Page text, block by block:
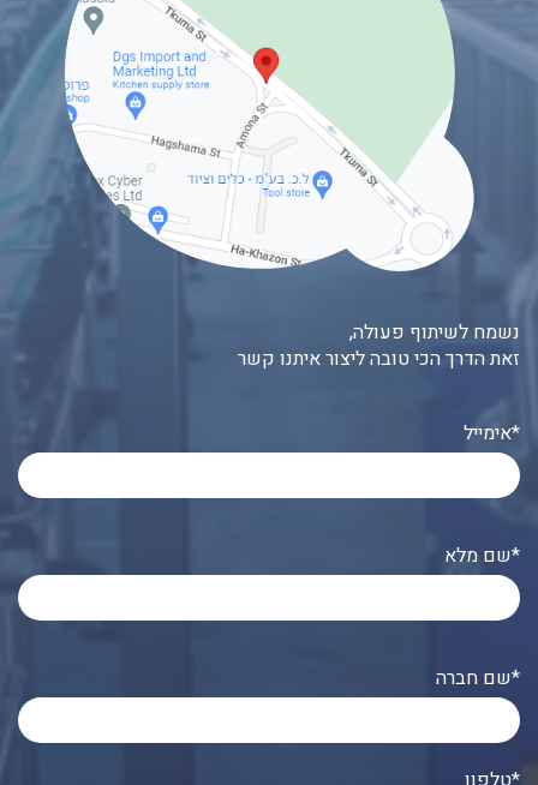
נשמח לשיתוף פעולה,
זאת הדרך הכי טובה ליצור איתנו קשר
אימייל*
שם מלא*
שם חברה*